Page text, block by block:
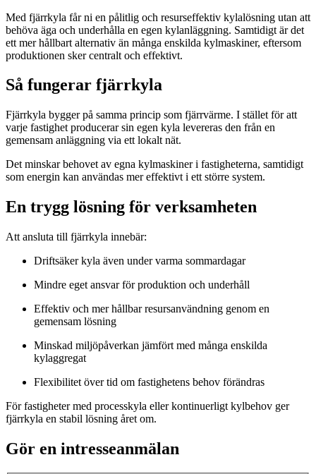
Med fjärrkyla får ni en pålitlig och resurseffektiv kylalösning utan att
behöva äga och underhålla en egen kylanläggning. Samtidigt är det
ett mer hållbart alternativ än många enskilda kylmaskiner, eftersom
produktionen sker centralt och effektivt.
Så fungerar fjärrkyla
Fjärrkyla bygger på samma princip som fjärrvärme. I stället för att
varje fastighet producerar sin egen kyla levereras den från en
gemensam anläggning via ett lokalt nät.
Det minskar behovet av egna kylmaskiner i fastigheterna, samtidigt
som energin kan användas mer effektivt i ett större system.
En trygg lösning för verksamheten
Att ansluta till fjärrkyla innebär:
Driftsäker kyla även under varma sommardagar
Mindre eget ansvar för produktion och underhåll
Effektiv och mer hållbar resursanvändning genom en
gemensam lösning
Minskad miljöpåverkan jämfört med många enskilda
kylaggregat
Flexibilitet över tid om fastighetens behov förändras
För fastigheter med processkyla eller kontinuerligt kylbehov ger
fjärrkyla en stabil lösning året om.
Gör en intresseanmälan